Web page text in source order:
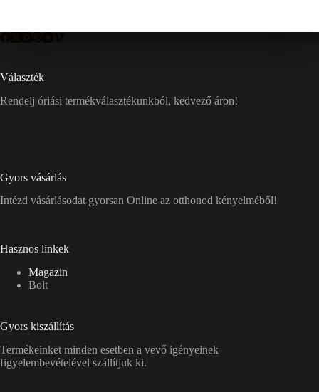
Választék
Rendelj óriási termékválasztékunkból, kedvező áron!
Gyors vásárlás
Intézd vásárlásodat gyorsan Online az otthonod kényelméből!
Hasznos linkek
Magazin
Bolt
Gyors kiszállítás
Termékeinket minden esetben a vevő igényeinek
figyelembevételével szállítjuk ki.